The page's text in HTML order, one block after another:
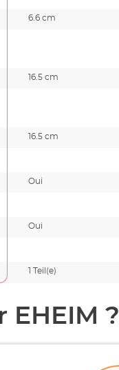
6.6 cm
16.5 cm
16.5 cm
Oui
Oui
1 Teil(e)
EHEIM ?